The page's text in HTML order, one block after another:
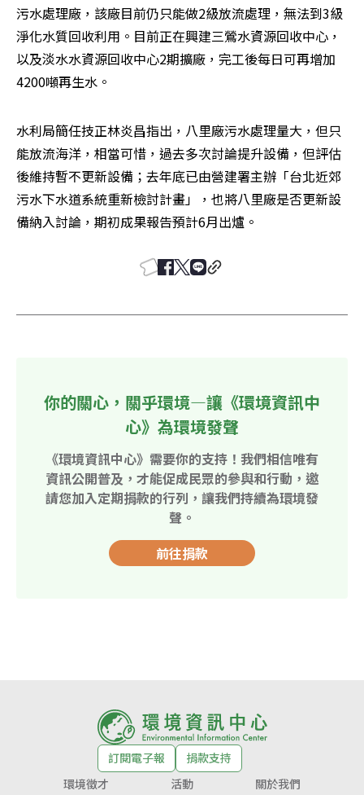
污水處理廠，該廠目前仍只能做2級放流處理，無法到3級
淨化水質回收利用。目前正在興建三鶯水資源回收中心，
以及淡水水資源回收中心2期擴廠，完工後每日可再增加
4200噸再生水。
水利局簡任技正林炎昌指出，八里廠污水處理量大，但只
能放流海洋，相當可惜，過去多次討論提升設備，但評估
後維持暫不更新設備；去年底已由營建署主辦「台北近郊
污水下水道系統重新檢討計畫」，也將八里廠是否更新設
備納入討論，期初成果報告預計6月出爐。
你的關心，關乎環境—讓《環境資訊中
心》為環境發聲
《環境資訊中心》需要你的支持！我們相信唯有
資訊公開普及，才能促成民眾的參與和行動，邀
請您加入定期捐款的行列，讓我們持續為環境發
聲。
前往捐款
訂閱電子報
捐款支持
環境徵才
活動 關於我們